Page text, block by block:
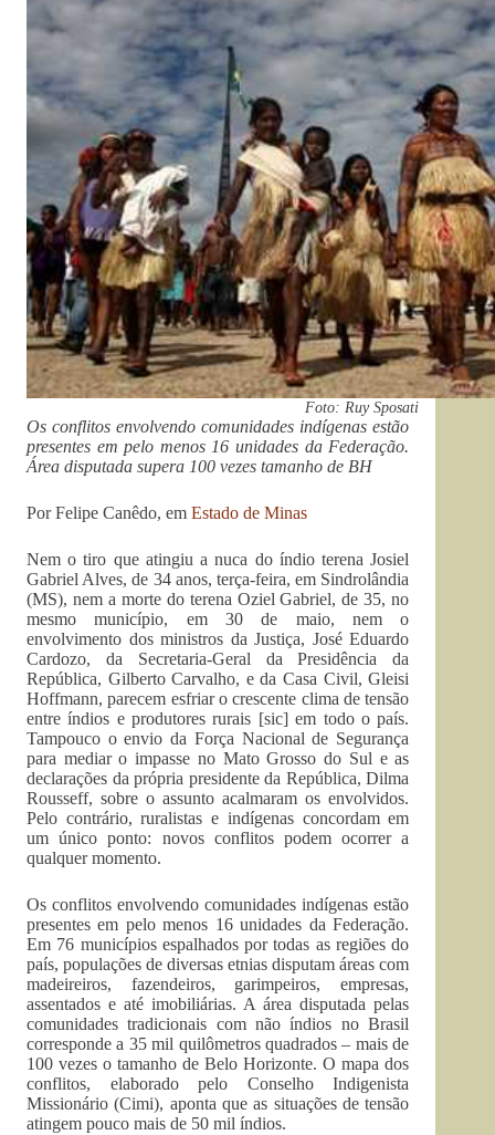
Foto: Ruy Sposati
Os conflitos envolvendo comunidades indígenas estão
presentes em pelo menos 16 unidades da Federação.
Área disputada supera 100 vezes tamanho de BH
Por Felipe Canêdo, em Estado de Minas
Nem o tiro que atingiu a nuca do índio terena Josiel
Gabriel Alves, de 34 anos, terça-feira, em Sindrolândia
(MS), nem a morte do terena Oziel Gabriel, de 35, no
mesmo município, em 30 de maio, nem o
envolvimento dos ministros da Justiça, José Eduardo
Cardozo, da Secretaria-Geral da Presidência da
República, Gilberto Carvalho, e da Casa Civil, Gleisi
Hoffmann, parecem esfriar o crescente clima de tensão
entre índios e produtores rurais [sic] em todo o país.
Tampouco o envio da Força Nacional de Segurança
para mediar o impasse no Mato Grosso do Sul e as
declarações da própria presidente da República, Dilma
Rousseff, sobre o assunto acalmaram os envolvidos.
Pelo contrário, ruralistas e indígenas concordam em
um único ponto: novos conflitos podem ocorrer a
qualquer momento.
Os conflitos envolvendo comunidades indígenas estão
presentes em pelo menos 16 unidades da Federação.
Em 76 municípios espalhados por todas as regiões do
país, populações de diversas etnias disputam áreas com
madeireiros, fazendeiros, garimpeiros, empresas,
assentados e até imobiliárias. A área disputada pelas
comunidades tradicionais com não índios no Brasil
corresponde a 35 mil quilômetros quadrados – mais de
100 vezes o tamanho de Belo Horizonte. O mapa dos
conflitos, elaborado pelo Conselho Indigenista
Missionário (Cimi), aponta que as situações de tensão
atingem pouco mais de 50 mil índios.